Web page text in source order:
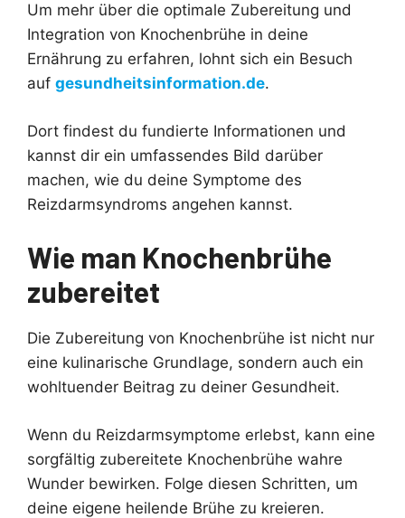
Um mehr über die optimale Zubereitung und
Integration von Knochenbrühe in deine
Ernährung zu erfahren, lohnt sich ein Besuch
auf gesundheitsinformation.de.
Dort findest du fundierte Informationen und
kannst dir ein umfassendes Bild darüber
machen, wie du deine Symptome des
Reizdarmsyndroms angehen kannst.
Wie man Knochenbrühe
zubereitet
Die Zubereitung von Knochenbrühe ist nicht nur
eine kulinarische Grundlage, sondern auch ein
wohltuender Beitrag zu deiner Gesundheit.
Wenn du Reizdarmsymptome erlebst, kann eine
sorgfältig zubereitete Knochenbrühe wahre
Wunder bewirken. Folge diesen Schritten, um
deine eigene heilende Brühe zu kreieren.